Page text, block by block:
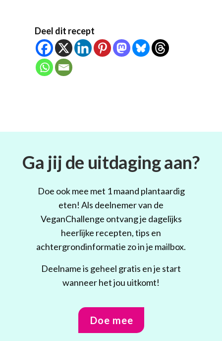
Deel dit recept
Ga jij de uitdaging aan?
Doe ook mee met 1 maand plantaardig
eten! Als deelnemer van de
VeganChallenge ontvang je dagelijks
heerlijke recepten, tips en
achtergrondinformatie zo in je mailbox.
Deelname is geheel gratis en je start
wanneer het jou uitkomt!
Doe mee